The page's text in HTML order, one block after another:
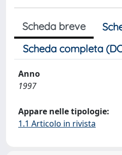
Scheda breve
Scheda completa
Anno
1997
Appare nelle tipologie:
1.1 Articolo in rivista